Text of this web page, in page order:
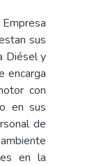
sus
Diésel y
encarga
con
en sus
de
en la